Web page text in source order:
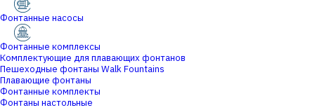
Фонтанные насосы
Фонтанные комплексы
Комплектующие для плавающих фонтанов
Пешеходные фонтаны Walk Fountains
Плавающие фонтаны
Фонтанные комплекты
Фонтаны настольные